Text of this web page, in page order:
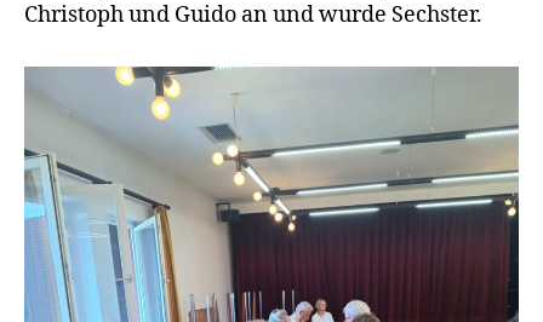
Christoph und Guido an und wurde Sechster.